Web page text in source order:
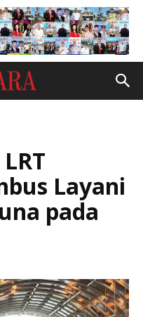
Layani
pada